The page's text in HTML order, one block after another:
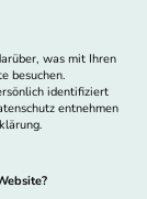
was mit Ihren
besuchen.
identifiziert
entnehmen